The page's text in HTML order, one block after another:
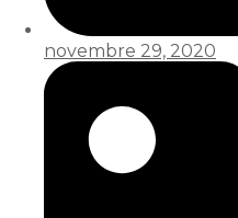
novembre 29, 2020